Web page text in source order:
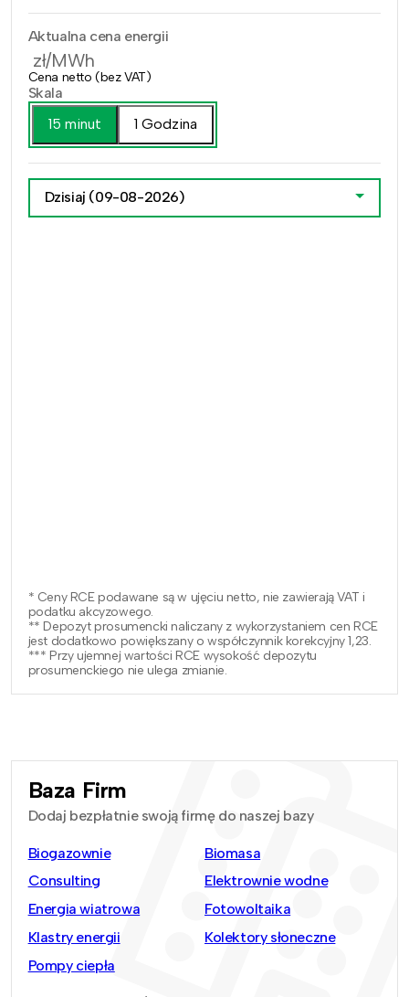
Aktualna cena energii
zł/MWh
Cena netto (bez VAT)
Skala
15 minut
1 Godzina
Dzisiaj (09-08-2026)
* Ceny RCE podawane są w ujęciu netto, nie zawierają VAT i
podatku akcyzowego.
** Depozyt prosumencki naliczany z wykorzystaniem cen RCE
jest dodatkowo powiększany o współczynnik korekcyjny 1,23.
*** Przy ujemnej wartości RCE wysokość depozytu
prosumenckiego nie ulega zmianie.
Baza Firm
Dodaj bezpłatnie swoją firmę do naszej bazy
Biogazownie
Biomasa
Consulting
Elektrownie wodne
Energia wiatrowa
Fotowoltaika
Klastry energii
Kolektory słoneczne
Pompy ciepła